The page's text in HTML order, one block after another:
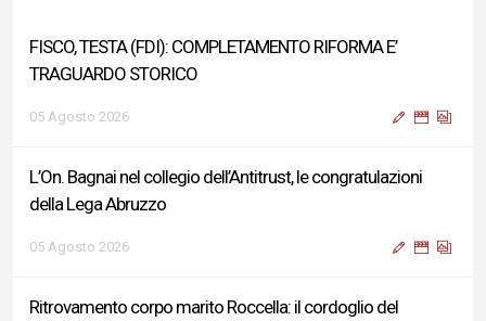
FISCO, TESTA (FDI): COMPLETAMENTO RIFORMA E’
TRAGUARDO STORICO
05 Agosto 2026
L’On. Bagnai nel collegio dell’Antitrust, le congratulazioni
della Lega Abruzzo
05 Agosto 2026
Ritrovamento corpo marito Roccella: il cordoglio del